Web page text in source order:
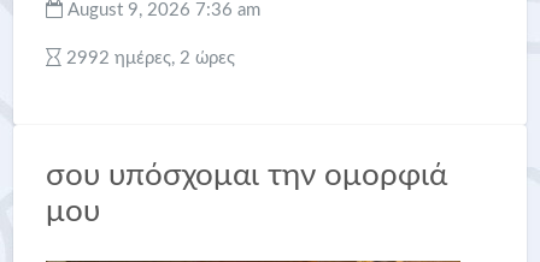
August 9, 2026 7:36 am
2992 ημέρες, 2 ώρες
σου υπόσχομαι την ομορφιά
μου